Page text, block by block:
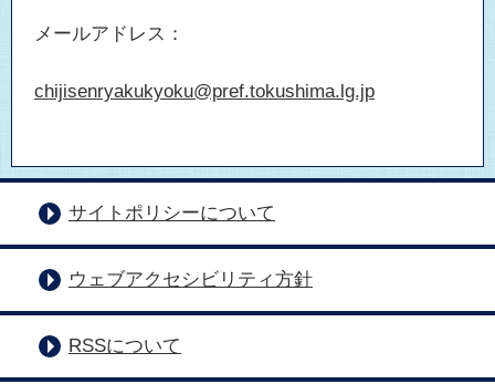
メールアドレス：
chijisenryakukyoku@pref.tokushima.lg.jp
サイトポリシーについて
ウェブアクセシビリティ方針
RSSについて